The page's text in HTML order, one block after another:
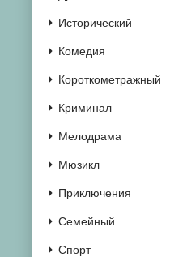
Исторический
Комедия
Короткометражный
Криминал
Мелодрама
Мюзикл
Приключения
Семейный
Спорт